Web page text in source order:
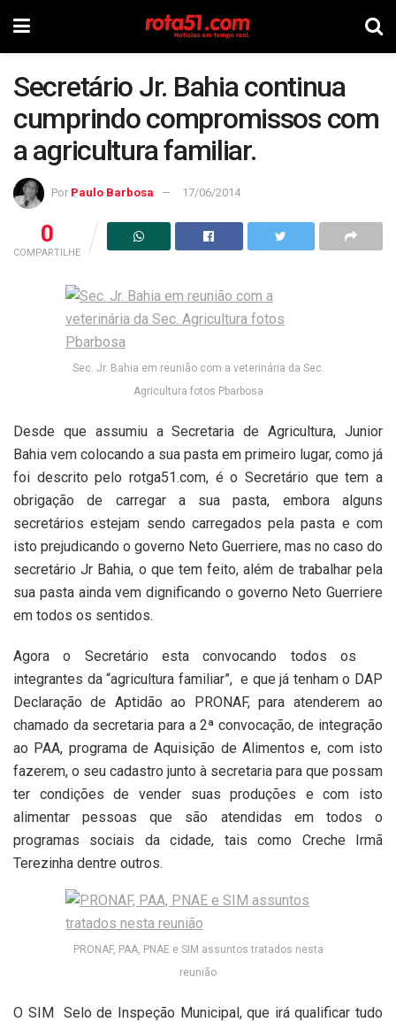
Secretário Jr. Bahia continua
cumprindo compromissos com
a agricultura familiar.
Por Paulo Barbosa 17/06/2014
0
COMPARTILHE
Sec. Jr. Bahia em reunião com a veterinária da Sec.
Agricultura fotos Pbarbosa
Desde que assumiu a Secretaria de Agricultura, Junior
Bahia vem colocando a sua pasta em primeiro lugar, como já
foi descrito pelo rotga51.com, é o Secretário que tem a
obrigação de carregar a sua pasta, embora alguns
secretários estejam sendo carregados pela pasta e com
isto prejudicando o governo Neto Guerriere, mas no caso do
secretário Jr Bahia, o que tem feito, além de trabalhar pela
sua pasta ainda vem dignificando o governo Neto Guerriere
em todos os sentidos.
Agora o Secretário esta convocando todos os
integrantes da “agricultura familiar”, e que já tenham o DAP
Declaração de Aptidão ao PRONAF, para atenderem ao
chamado da secretaria para a 2ª convocação, de integração
ao PAA, programa de Aquisição de Alimentos e, com isto
fazerem, o seu cadastro junto à secretaria para que possam
ter condições de vender suas produções e com isto
alimentar pessoas que são atendidas em todos o
programas sociais da cidade, tais como Creche Irmã
Terezinha dentre outros.
PRONAF, PAA, PNAE e SIM assuntos tratados nesta
reunião
O SIM Selo de Inspeção Municipal, que irá qualificar tudo